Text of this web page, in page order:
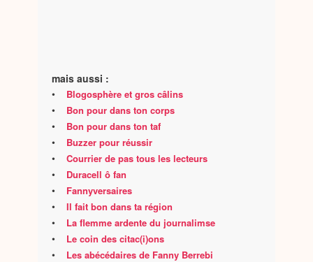
mais aussi :
• Blogosphère et gros câlins
• Bon pour dans ton corps
• Bon pour dans ton taf
• Buzzer pour réussir
• Courrier de pas tous les lecteurs
• Duracell ô fan
• Fannyversaires
• Il fait bon dans ta région
• La flemme ardente du journalimse
• Le coin des citac(i)ons
• Les abécédaires de Fanny Berrebi